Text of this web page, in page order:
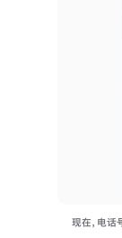
现在，电